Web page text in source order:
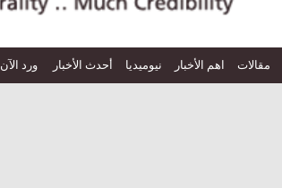
مقالات اهم الأخبار نيوميديا أحدث الأخبار ورد الآن